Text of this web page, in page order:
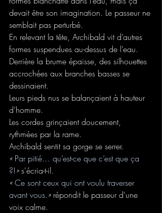
devait être son imagination. Le passeur ne
semblait pas perturbé.
En relevant la tête, Archibald vit d’autres
formes suspendues au-dessus de l’eau.
Derrière la brume épaisse, des silhouettes
accrochées aux branches basses se
dessinaient.
Leurs pieds nus se balançaient à hauteur
d’homme.
Les cordes grinçaient doucement,
rythmées par la rame.
Archibald sentit sa gorge se serrer.
« Par pitié… qu’est-ce que c’est que ça
?!» s'écria-t-il.
« Ce sont ceux qui ont voulu traverser
avant vous.» répondit le passeur d'une
voix calme.